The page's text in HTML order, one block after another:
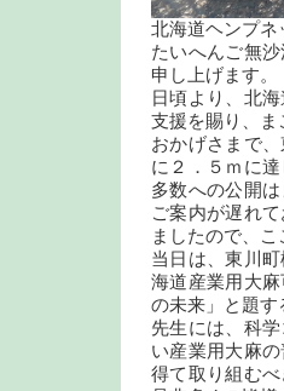
北海道ヘンプネ
たいへんご無
申し上げます。
日頃より、北
支援を賜り、ま
おかげさまで
に２．５ｍに
多数への公開
ご案内が遅れ
ましたので、
当日は、東川
海道産業用大
の未来」と題す
先生には、科
い産業用大麻
得て取り組む